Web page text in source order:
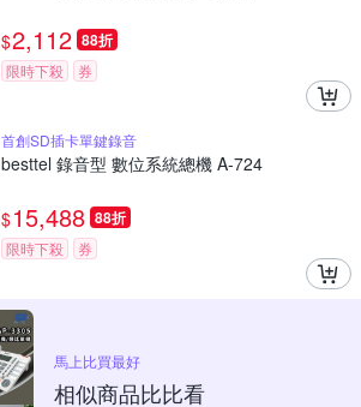
$2,112 88折
限時下殺 券
首創SD插卡單鍵錄音
besttel 錄音型 數位系統總機 A-724
$15,488 88折
限時下殺 券
馬上比買最好
相似商品比比看